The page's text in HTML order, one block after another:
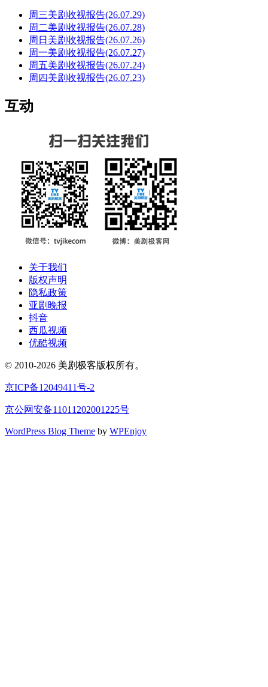
周三美剧收视报告(26.07.29)
周二美剧收视报告(26.07.28)
周日美剧收视报告(26.07.26)
周一美剧收视报告(26.07.27)
周五美剧收视报告(26.07.24)
周四美剧收视报告(26.07.23)
互动
关于我们
版权声明
隐私政策
亚剧晚报
抖音
西瓜视频
优酷视频
© 2010-2026 美剧极客版权所有。
京ICP备12049411号-2
京公网安备11011202001225号
WordPress Blog Theme by WPEnjoy